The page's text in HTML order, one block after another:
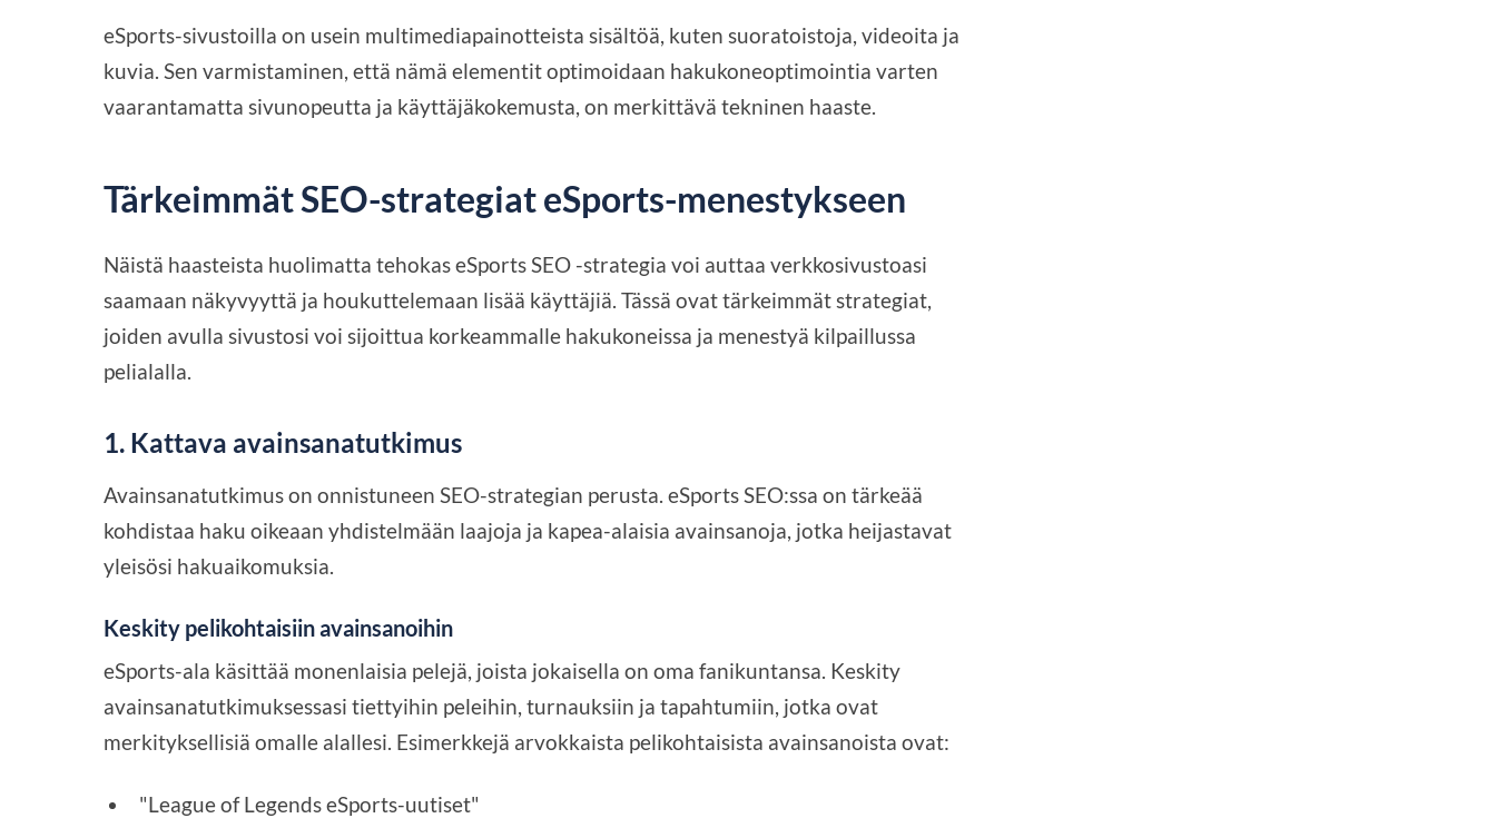
eSports-sivustoilla on usein multimediapainotteista sisältöä, kuten suoratoistoja, videoita ja
kuvia. Sen varmistaminen, että nämä elementit optimoidaan hakukoneoptimointia varten
vaarantamatta sivunopeutta ja käyttäjäkokemusta, on merkittävä tekninen haaste.
Tärkeimmät SEO-strategiat eSports-menestykseen
Näistä haasteista huolimatta tehokas eSports SEO -strategia voi auttaa verkkosivustoasi
saamaan näkyvyyttä ja houkuttelemaan lisää käyttäjiä. Tässä ovat tärkeimmät strategiat,
joiden avulla sivustosi voi sijoittua korkeammalle hakukoneissa ja menestyä kilpaillussa
pelialalla.
1. Kattava avainsanatutkimus
Avainsanatutkimus on onnistuneen SEO-strategian perusta. eSports SEO:ssa on tärkeää
kohdistaa haku oikeaan yhdistelmään laajoja ja kapea-alaisia avainsanoja, jotka heijastavat
yleisösi hakuaikomuksia.
Keskity pelikohtaisiin avainsanoihin
eSports-ala käsittää monenlaisia pelejä, joista jokaisella on oma fanikuntansa. Keskity
avainsanatutkimuksessasi tiettyihin peleihin, turnauksiin ja tapahtumiin, jotka ovat
merkityksellisiä omalle alallesi. Esimerkkejä arvokkaista pelikohtaisista avainsanoista ovat:
"League of Legends eSports-uutiset"